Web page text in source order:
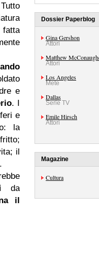
fatta
e
. I
e
la
il
da
il
Dossier Paperblog
Gina Gershon
Attori
Matthew
Attori
Los Angeles
Mete
Dallas
Serie TV
Emile Hirsch
Attori
Magazine
Cultura